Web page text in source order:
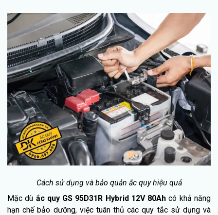
Cách sử dụng và bảo quản ắc quy hiệu quả
Mặc dù ắc quy GS 95D31R Hybrid 12V 80Ah có khả năng
hạn chế bảo dưỡng, việc tuân thủ các quy tắc sử dụng và